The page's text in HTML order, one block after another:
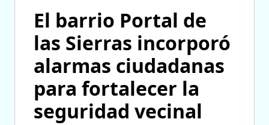
El barrio Portal de
las Sierras incorporó
alarmas ciudadanas
para fortalecer la
seguridad vecinal